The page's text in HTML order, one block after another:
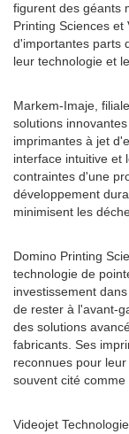
figurent des géants
Printing Sciences
d'importantes parts
leur technologie et
Markem-Imaje,
solutions
imprimantes à jet
interface intuitive et
contraintes d'une
développement
minimisent les
Domino Printing
technologie de
investissement
de rester à l'avant-
des solutions
fabricants. Ses
reconnues pour
souvent cité comme
Videojet